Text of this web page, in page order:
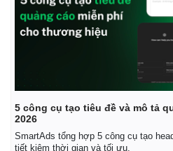
5 công cụ tạo tiêu đề và mô tả
2026
SmartAds tổng hợp 5 công cụ tạo
tiết kiệm thời gian và tối ưu.